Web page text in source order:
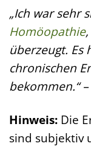
„Ich war sehr
Homöopathie
überzeugt. Es
chronischen
bekommen.“
Hinweis: Die
sind subjektiv